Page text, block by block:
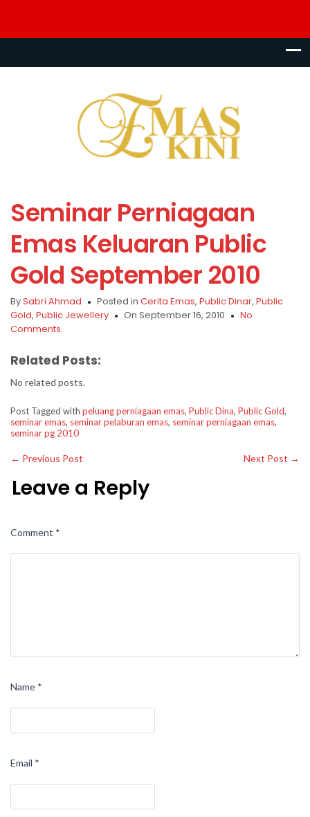
Seminar Perniagaan
Emas Keluaran Public
Gold September 2010
BySabri Ahmad Posted in Cerita Emas, Public Dinar, Public
Gold, Public Jewellery On September 16, 2010
No
Comments.
Related Posts:
No related posts.
Post Tagged with peluang perniagaan emas, Public Dina, Public Gold,
seminar emas, seminar pelaburan emas, seminar perniagaan emas,
seminar pg 2010
← Previous Post Next Post →
Leave a Reply
Comment *
Name *
Email *